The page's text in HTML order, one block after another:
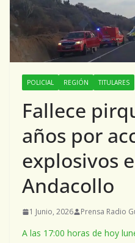
POLICIAL REGIÓN TITULARES
Fallece
años por
explosivos
Andacollo
1 Junio, 2026 Prensa Radio
A las 17:00 horas de hoy